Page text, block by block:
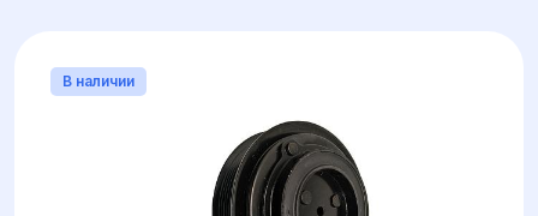
В наличии